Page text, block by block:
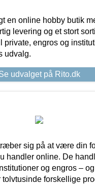
en online hobby butik
levering og et stort
engros og
udvalg.
udvalget på Rito.dk
sig på at være din
handler online. De
og engros –
tolvtusinde forskellige